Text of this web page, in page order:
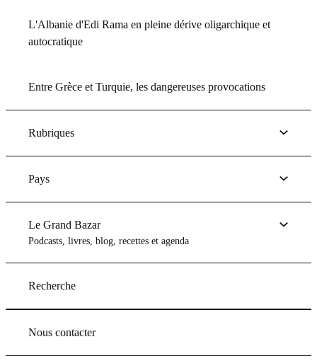
L'Albanie d'Edi Rama en pleine dérive oligarchique et
autocratique
Entre Grèce et Turquie, les dangereuses provocations
Rubriques
Pays
Le Grand Bazar
Podcasts, livres, blog, recettes et agenda
Recherche
Nous contacter